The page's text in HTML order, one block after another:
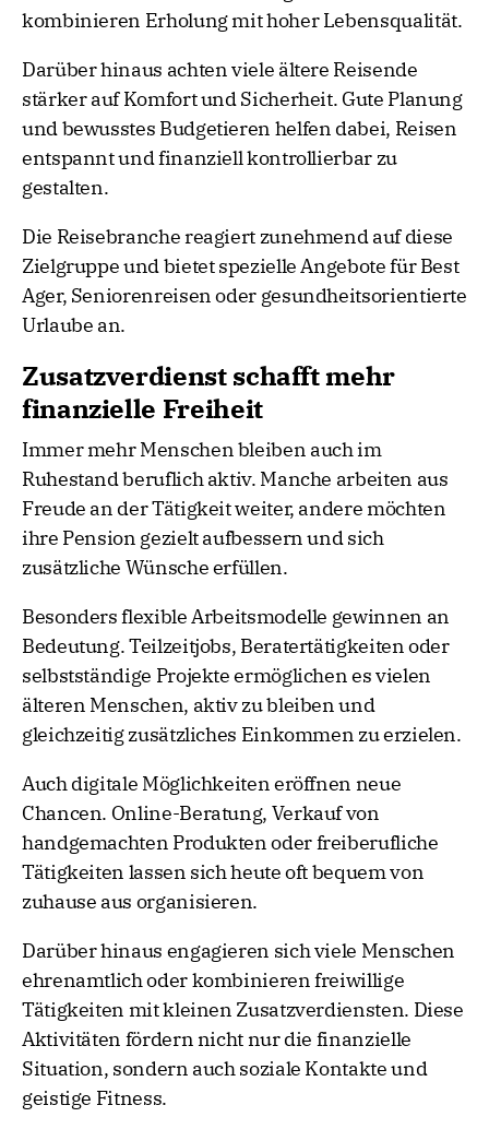
kombinieren Erholung mit hoher Lebensqualität.
Darüber hinaus achten viele ältere Reisende
stärker auf Komfort und Sicherheit. Gute Planung
und bewusstes Budgetieren helfen dabei, Reisen
entspannt und finanziell kontrollierbar zu
gestalten.
Die Reisebranche reagiert zunehmend auf diese
Zielgruppe und bietet spezielle Angebote für Best
Ager, Seniorenreisen oder gesundheitsorientierte
Urlaube an.
Zusatzverdienst schafft mehr
finanzielle Freiheit
Immer mehr Menschen bleiben auch im
Ruhestand beruflich aktiv. Manche arbeiten aus
Freude an der Tätigkeit weiter, andere möchten
ihre Pension gezielt aufbessern und sich
zusätzliche Wünsche erfüllen.
Besonders flexible Arbeitsmodelle gewinnen an
Bedeutung. Teilzeitjobs, Beratertätigkeiten oder
selbstständige Projekte ermöglichen es vielen
älteren Menschen, aktiv zu bleiben und
gleichzeitig zusätzliches Einkommen zu erzielen.
Auch digitale Möglichkeiten eröffnen neue
Chancen. Online-Beratung, Verkauf von
handgemachten Produkten oder freiberufliche
Tätigkeiten lassen sich heute oft bequem von
zuhause aus organisieren.
Darüber hinaus engagieren sich viele Menschen
ehrenamtlich oder kombinieren freiwillige
Tätigkeiten mit kleinen Zusatzverdiensten. Diese
Aktivitäten fördern nicht nur die finanzielle
Situation, sondern auch soziale Kontakte und
geistige Fitness.